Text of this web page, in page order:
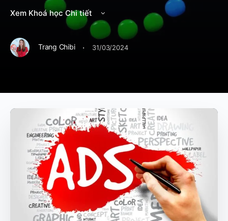
Xem Khoá học Chi tiết
Trang Chibi · 31/03/2024